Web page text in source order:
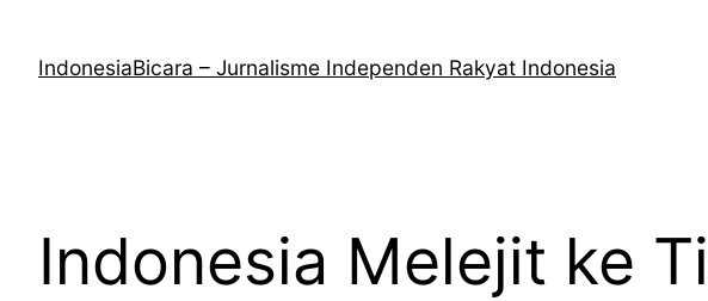
kontenIndonesiaBicara – Jurnalisme Independen Rakyat Indonesia
Indonesia Melejit ke